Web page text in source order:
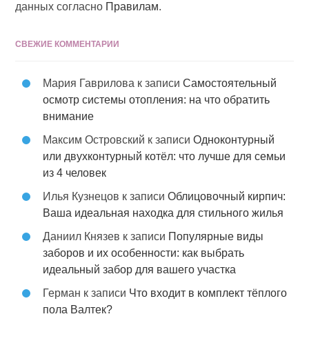
данных согласно Правилам.
СВЕЖИЕ КОММЕНТАРИИ
Мария Гаврилова к записиСамостоятельный
осмотр системы отопления: на что обратить
внимание
Максим Островский к записиОдноконтурный
или двухконтурный котёл: что лучше для семьи
из 4 человек
Илья Кузнецов к записиОблицовочный кирпич:
Ваша идеальная находка для стильного жилья
Даниил Князев к записи Популярные виды
заборов и их особенности: как выбрать
идеальный забор для вашего участка
Герман к записи Что входит в комплект тёплого
пола Валтек?